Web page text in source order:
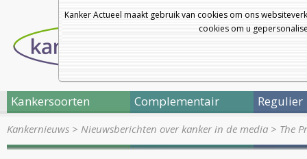
Kanker Actueel maakt gebruik van cookies om ons
cookies om u
Kankersoorten Complementair Regulier
Kankernieuws > Nieuwsberichten over kanker in de media > The